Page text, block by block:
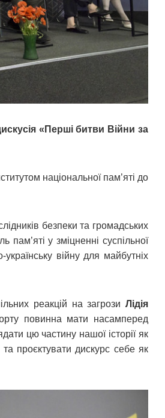
«Перші битви Війни за
національної пам’яті до
безпеки та громадських
у зміцненні суспільної
українську війну для майбутніх
реакцій на загрози Лідія
повинна мати насамперед
цю частину нашої історії як
проєктувати дискурс себе як